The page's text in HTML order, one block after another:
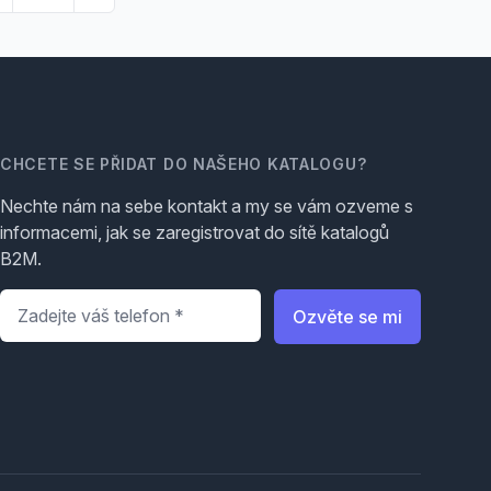
CHCETE SE PŘIDAT DO NAŠEHO KATALOGU?
Nechte nám na sebe kontakt a my se vám ozveme s
informacemi, jak se zaregistrovat do sítě katalogů
B2M.
Telefon
Ozvěte se mi